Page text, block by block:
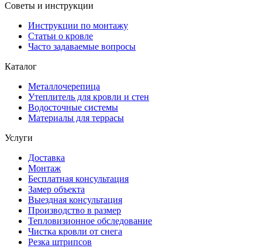
Советы и инструкции
Инструкции по монтажу
Статьи о кровле
Часто задаваемые вопросы
Каталог
Металлочерепица
Утеплитель для кровли и стен
Водосточные системы
Материалы для террасы
Услуги
Доставка
Монтаж
Бесплатная консультация
Замер объекта
Выездная консультация
Производство в размер
Тепловизионное обследование
Чистка кровли от снега
Резка штрипсов